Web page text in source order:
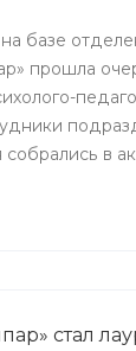
базе
прошла
в
над
стал